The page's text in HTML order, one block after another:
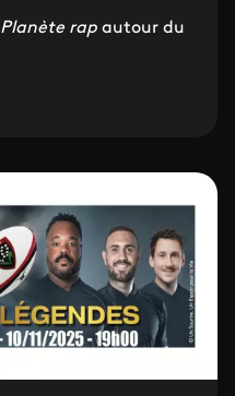
Planète rap autour du